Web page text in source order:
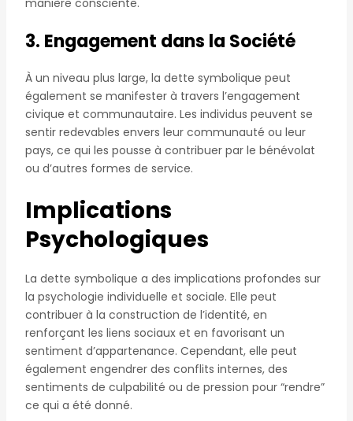
3. Engagement dans la Société
À un niveau plus large, la dette symbolique peut
également se manifester à travers l’engagement
civique et communautaire. Les individus peuvent se
sentir redevables envers leur communauté ou leur
pays, ce qui les pousse à contribuer par le bénévolat
ou d’autres formes de service.
Implications
Psychologiques
La dette symbolique a des implications profondes sur
la psychologie individuelle et sociale. Elle peut
contribuer à la construction de l’identité, en
renforçant les liens sociaux et en favorisant un
sentiment d’appartenance. Cependant, elle peut
également engendrer des conflits internes, des
sentiments de culpabilité ou de pression pour “rendre”
ce qui a été donné.